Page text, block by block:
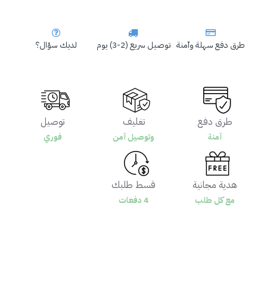
طرق دفع سهلة وآمنة توصيل سريع (2-3) يوم لديك سؤال؟
طرق دفع
آمنة
تغليف
وتوصيل آمن
توصيل
فوري
هدية مجانية
مع كل طلب
قسط طلبك
4 دفعات